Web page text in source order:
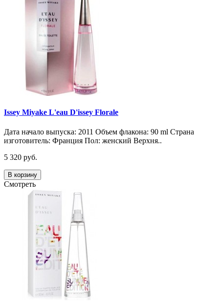
Issey Miyake L'eau D'issey Florale
Дата начало выпуска: 2011 Объем флакона: 90 ml Страна
изготовитель: Франция Пол: женский Верхня..
5 320 руб.
В корзину
Смотреть